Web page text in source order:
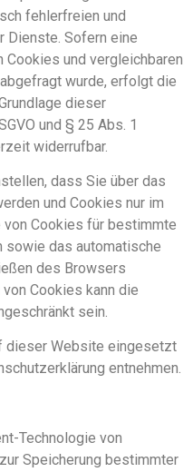
fehlerfreien und
Dienste. Sofern eine
Cookies und vergleichbaren
wurde, erfolgt die
dieser
und § 25 Abs. 1
widerrufbar.
dass Sie über das
und Cookies nur im
von Cookies für bestimmte
sowie das automatische
des Browsers
Cookies kann die
sein.
dieser Website eingesetzt
entnehmen.
Technologie von
Speicherung bestimmter